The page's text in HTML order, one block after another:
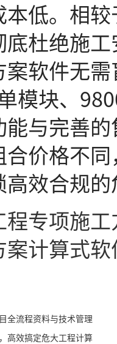
低。相
杜绝施
件无需
模块、
与完善
格不同
效合规
程专项施
案计算式
全流程资料与技术管理
高效搞定危大工程计算